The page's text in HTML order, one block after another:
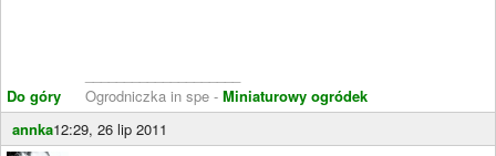
Do góry
Ogrodniczka in spe - Miniaturowy ogródek
annka12:29, 26 lip 2011